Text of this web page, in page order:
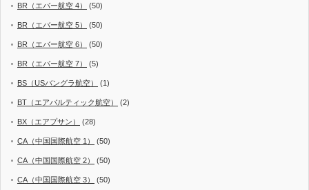
BR（エバー航空 4） (50)
BR（エバー航空 5） (50)
BR（エバー航空 6） (50)
BR（エバー航空 7） (5)
BS（USバングラ航空） (1)
BT（エアバルティック航空） (2)
BX（エアプサン） (28)
CA（中国国際航空 1） (50)
CA（中国国際航空 2） (50)
CA（中国国際航空 3） (50)